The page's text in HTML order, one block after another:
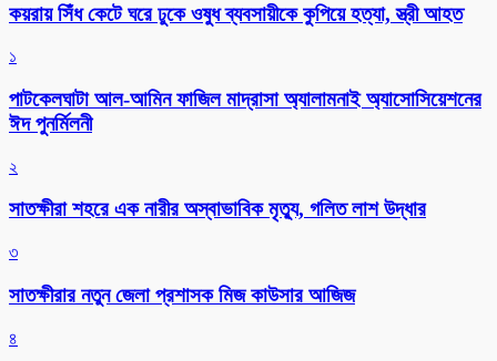
কয়রায় সিঁধ কেটে ঘরে ঢুকে ওষুধ ব্যবসায়ীকে কুপিয়ে হত্যা, স্ত্রী আহত
১
পাটকেলঘাটা আল-আমিন ফাজিল মাদ্রাসা অ্যালামনাই অ্যাসোসিয়েশনের
ঈদ পুনর্মিলনী
২
সাতক্ষীরা শহরে এক নারীর অস্বাভাবিক মৃত্যু, গলিত লাশ উদ্ধার
৩
সাতক্ষীরার নতুন জেলা প্রশাসক মিজ কাউসার আজিজ
৪